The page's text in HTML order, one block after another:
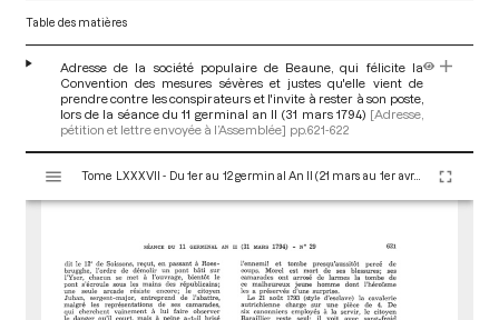
Table des matières
Adresse de la société populaire de Beaune, qui félicite la
Convention des mesures sévères et justes qu'elle vient de
prendre contre les conspirateurs et l'invite à rester à son poste,
lors de la séance du 11 germinal an II (31 mars 1794) [Adresse,
pétition et lettre envoyée à l’Assemblée] pp.621-622
s